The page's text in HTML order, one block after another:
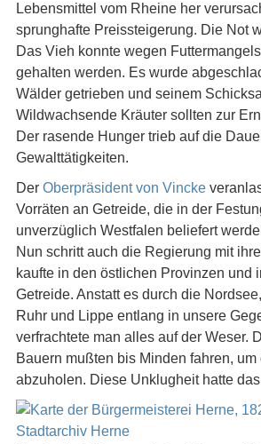
Lebensmittel vom Rheine her
sprunghafte Preissteigerung. Die Not
Das Vieh konnte wegen
gehalten werden. Es wurde
Wälder getrieben und seinem
Wildwachsende Kräuter sollten zur
Der rasende Hunger trieb auf die
Gewalttätigkeiten.
Der Oberpräsident von Vincke
Vorräten an Getreide, die in der
unverzüglich Westfalen beliefert
Nun schritt auch die Regierung mit
kaufte in den östlichen Provinzen und
Getreide. Anstatt es durch die
Ruhr und Lippe entlang in unsere
verfrachtete man alles auf der Weser.
Bauern mußten bis Minden fahren, um
abzuholen. Diese Unklugheit hatte